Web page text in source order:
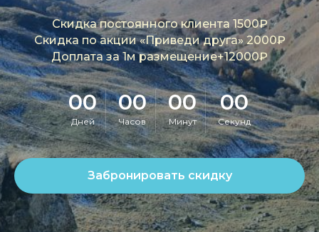
ВЫСОКИЙ СЕЗОН (18.08-01.10) ОТ 52000₽
НИЗКИЙ СЕЗОН (04.10-11.10) ОТ 47000₽
Скидка постоянного клиента 1500₽
Скидка по акции «Приведи друга» 2000₽
Доплата за 1м размещение+12000₽
00
Дней
00
Часов
00
Минут
00
Секунд
Забронировать скидку